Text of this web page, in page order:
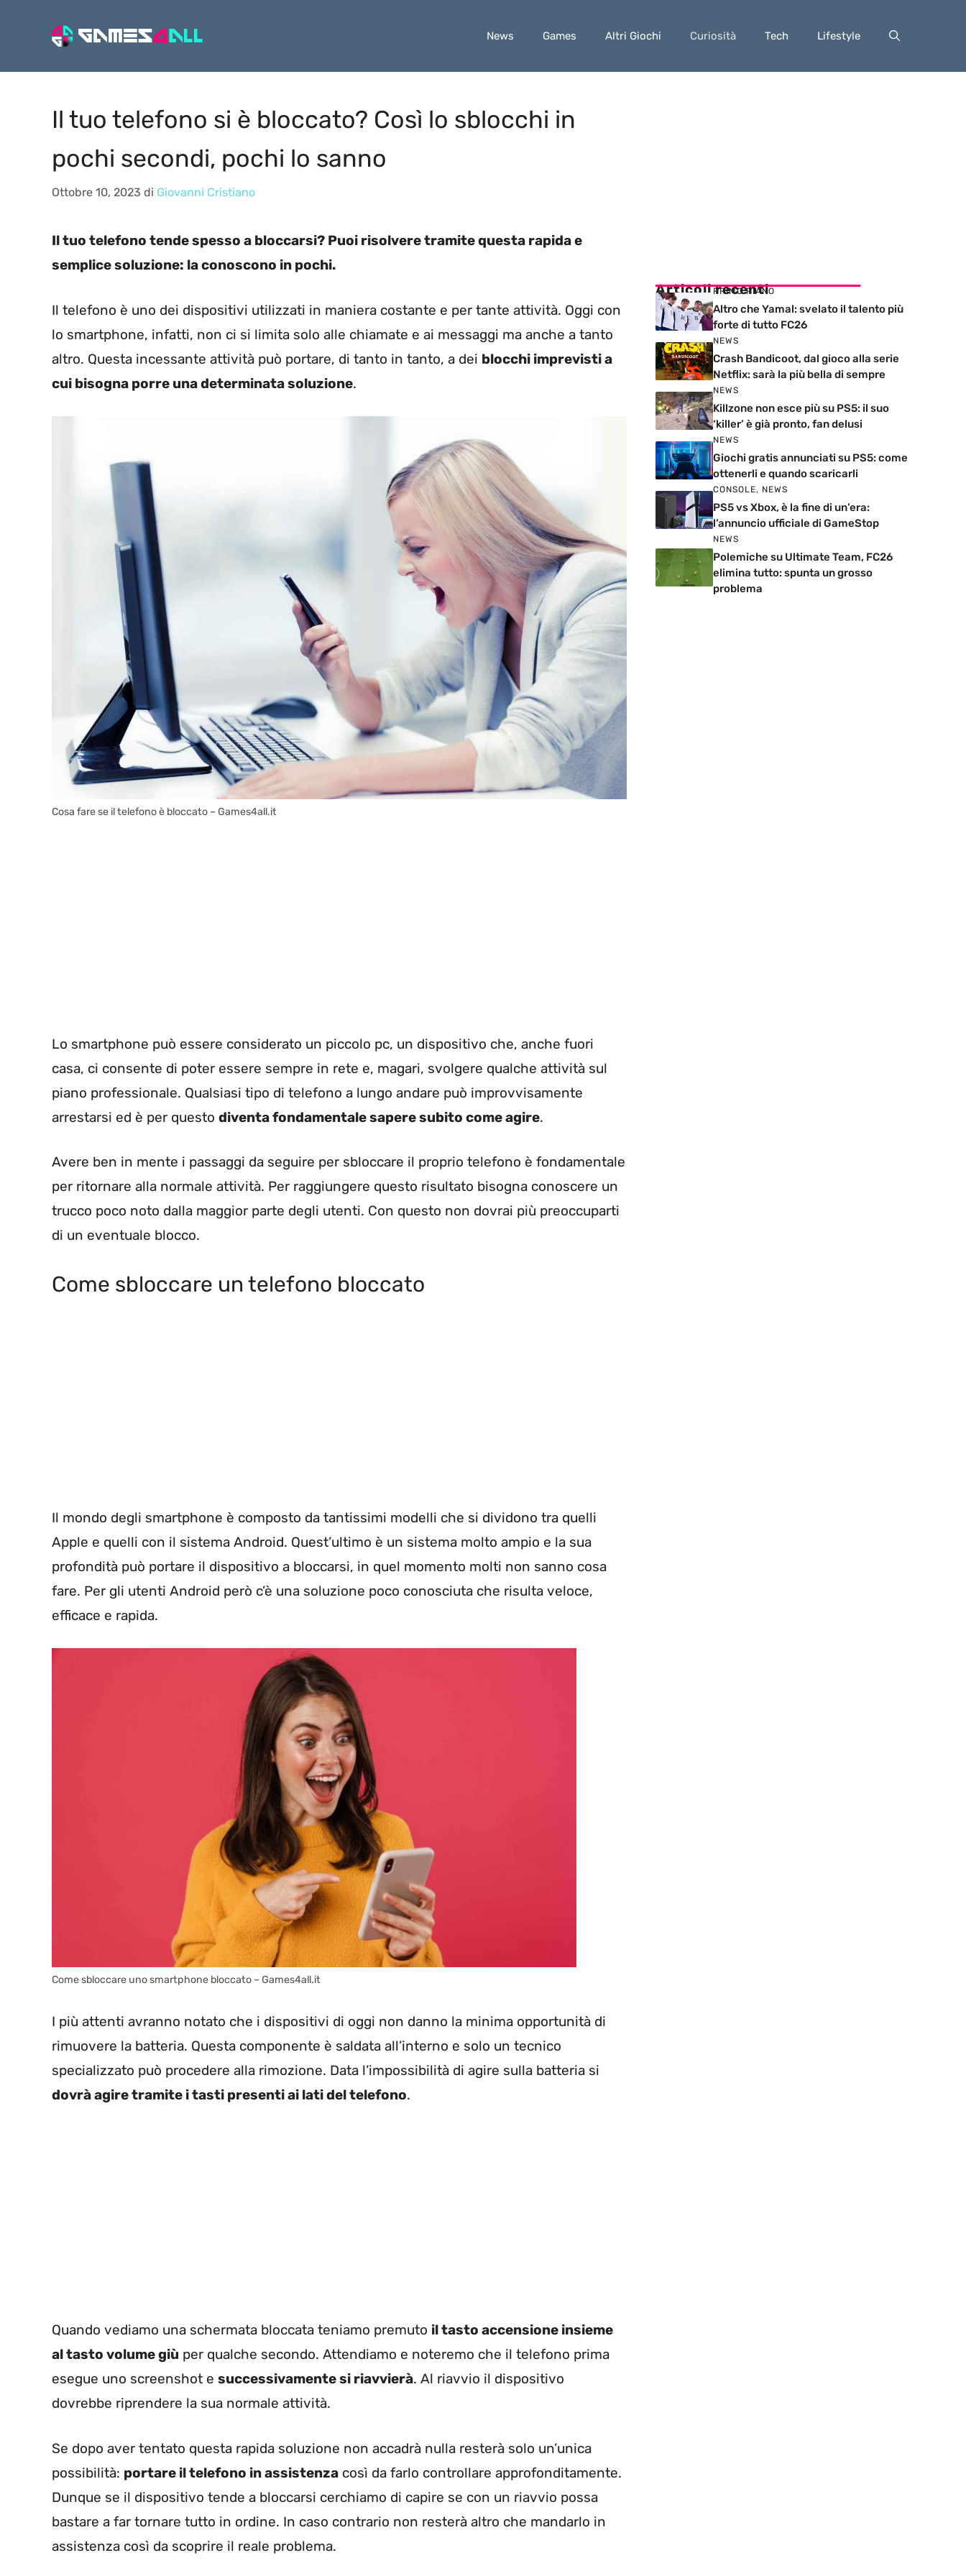
News Games Altri Giochi Curiosità Tech Lifestyle
Il tuo telefono si è bloccato? Così lo sblocchi in
pochi secondi, pochi lo sanno
Ottobre 10, 2023 di Giovanni Cristiano
Il tuo telefono tende spesso a bloccarsi? Puoi risolvere tramite questa rapida e
semplice soluzione: la conoscono in pochi.
Il telefono è uno dei dispositivi utilizzati in maniera costante e per tante attività. Oggi con
lo smartphone, infatti, non ci si limita solo alle chiamate e ai messaggi ma anche a tanto
altro. Questa incessante attività può portare, di tanto in tanto, a dei blocchi imprevisti a
cui bisogna porre una determinata soluzione.
Cosa fare se il telefono è bloccato – Games4all.it
Lo smartphone può essere considerato un piccolo pc, un dispositivo che, anche fuori
casa, ci consente di poter essere sempre in rete e, magari, svolgere qualche attività sul
piano professionale. Qualsiasi tipo di telefono a lungo andare può improvvisamente
arrestarsi ed è per questo diventa fondamentale sapere subito come agire.
Avere ben in mente i passaggi da seguire per sbloccare il proprio telefono è fondamentale
per ritornare alla normale attività. Per raggiungere questo risultato bisogna conoscere un
trucco poco noto dalla maggior parte degli utenti. Con questo non dovrai più preoccuparti
di un eventuale blocco.
Come sbloccare un telefono bloccato
Il mondo degli smartphone è composto da tantissimi modelli che si dividono tra quelli
Apple e quelli con il sistema Android. Quest’ultimo è un sistema molto ampio e la sua
profondità può portare il dispositivo a bloccarsi, in quel momento molti non sanno cosa
fare. Per gli utenti Android però c’è una soluzione poco conosciuta che risulta veloce,
efficace e rapida.
Come sbloccare uno smartphone bloccato – Games4all.it
I più attenti avranno notato che i dispositivi di oggi non danno la minima opportunità di
rimuovere la batteria. Questa componente è saldata all’interno e solo un tecnico
specializzato può procedere alla rimozione. Data l’impossibilità di agire sulla batteria si
dovrà agire tramite i tasti presenti ai lati del telefono.
Quando vediamo una schermata bloccata teniamo premuto il tasto accensione insieme
al tasto volume giù per qualche secondo. Attendiamo e noteremo che il telefono prima
esegue uno screenshot e successivamente si riavvierà. Al riavvio il dispositivo
dovrebbe riprendere la sua normale attività.
Se dopo aver tentato questa rapida soluzione non accadrà nulla resterà solo un’unica
possibilità: portare il telefono in assistenza così da farlo controllare approfonditamente.
Dunque se il dispositivo tende a bloccarsi cerchiamo di capire se con un riavvio possa
bastare a far tornare tutto in ordine. In caso contrario non resterà altro che mandarlo in
assistenza così da scoprire il reale problema.
Articoli recenti
PRIMO PIANO
Altro che Yamal: svelato il talento più
forte di tutto FC26
NEWS
Crash Bandicoot, dal gioco alla serie
Netflix: sarà la più bella di sempre
NEWS
Killzone non esce più su PS5: il suo
‘killer’ è già pronto, fan delusi
NEWS
Giochi gratis annunciati su PS5: come
ottenerli e quando scaricarli
CONSOLE, NEWS
PS5 vs Xbox, è la fine di un’era:
l’annuncio ufficiale di GameStop
NEWS
Polemiche su Ultimate Team, FC26
elimina tutto: spunta un grosso
problema